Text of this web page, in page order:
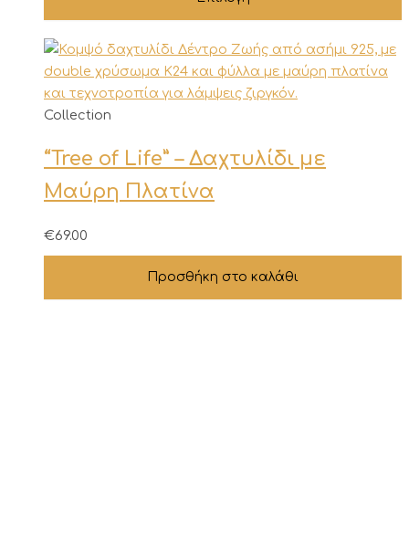
επιλογές
μπορούν
να
στη
του
προϊόντος
Collection
“Tree of Life” – Δαχτυλίδι με
Μαύρη Πλατίνα
€69.00
Προσθήκη στο καλάθι